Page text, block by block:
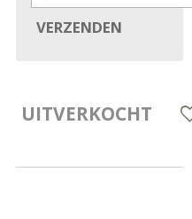
VERZENDEN
UITVERKOCHT